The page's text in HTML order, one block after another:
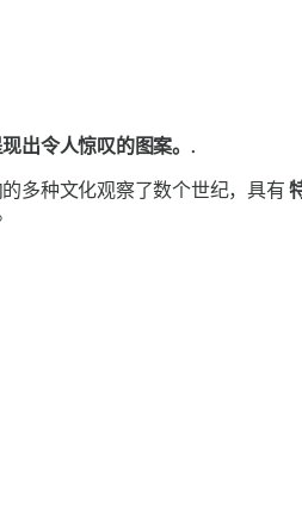
出令人惊叹的图案。.
多种文化观察了数个世纪，具有